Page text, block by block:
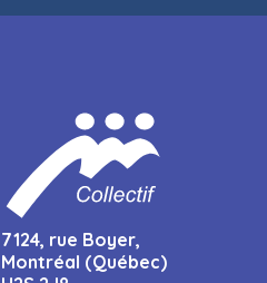
7124, rue Boyer,
Montréal (Québec)